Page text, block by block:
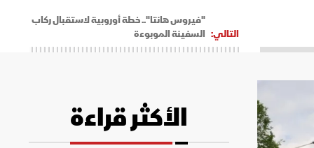
التالي:
"فيروس هانتا".. خطة أوروبية لاستقبال ركاب
السفينة الموبوءة
الأكثر قراءة